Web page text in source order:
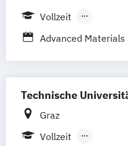
Vollzeit
Berufsbegleitendes
Advanced Materials
Applied and
Building Materials
Technische
Graz
Vollzeit